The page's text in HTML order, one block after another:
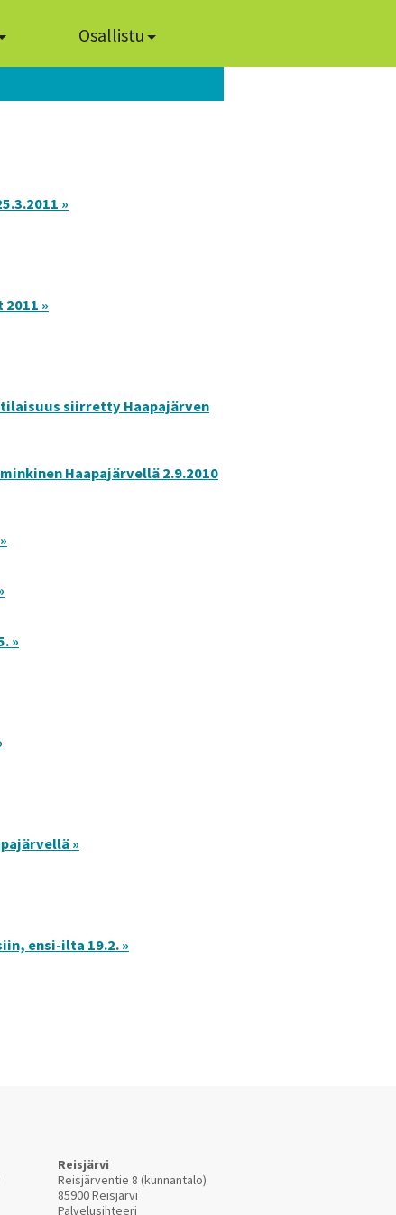
Osallistu
»
»
siirretty Haapajärven
Haapajärvellä 2.9.2010
»
»
ensi-ilta 19.2. »
Reisjärvi
Reisjärventie 8 (kunnantalo)
85900 Reisjärvi
Palvelusihteeri